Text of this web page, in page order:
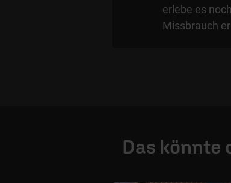
erlebe es
Missbrauch
Das könnte